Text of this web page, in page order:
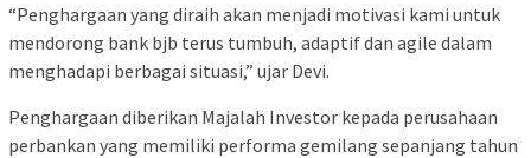
“Penghargaan yang diraih akan menjadi motivasi kami untuk
mendorong bank bjb terus tumbuh, adaptif dan agile dalam
menghadapi berbagai situasi,” ujar Devi.
Penghargaan diberikan Majalah Investor kepada perusahaan
perbankan yang memiliki performa gemilang sepanjang tahun